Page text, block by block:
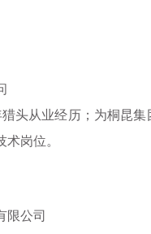
猎头从业经历；为桐昆
岗位。
限公司